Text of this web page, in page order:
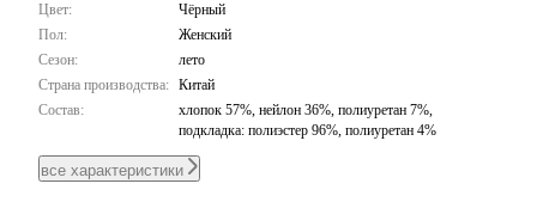
Цвет:
Чёрный
Пол:
Женский
Сезон:
лето
Страна производства: Китай
Состав:
хлопок 57%, нейлон 36%, полиуретан 7%,
подкладка: полиэстер 96%, полиуретан 4%
все характеристики